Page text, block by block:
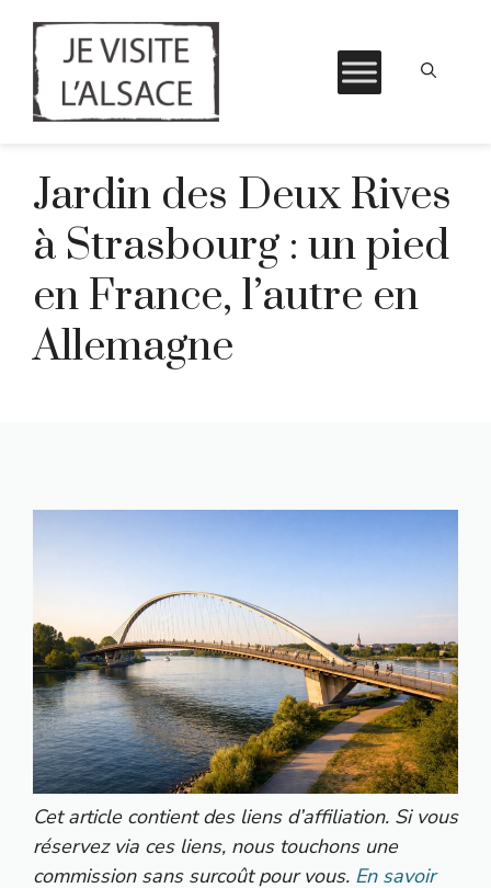
contenuJardin des Deux Rives
à Strasbourg : un pied
en France, l’autre en
Allemagne
Cet article contient des liens d’affiliation. Si vous
réservez via ces liens, nous touchons une
commission sans surcoût pour vous. En savoir